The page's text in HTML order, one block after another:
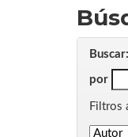
Buscar:
por
Filtros